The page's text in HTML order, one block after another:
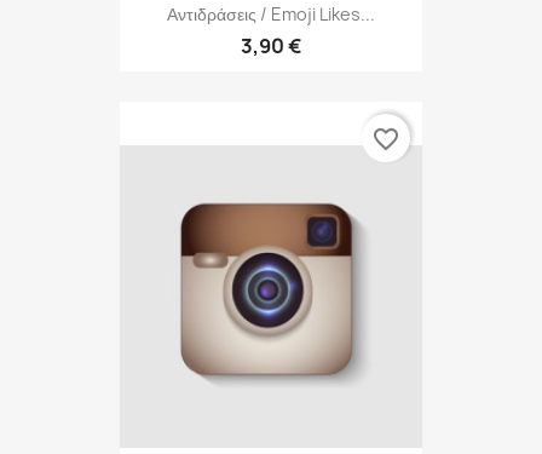
Αντιδράσεις / Emoji Likes...
3,90 €
favorite_border